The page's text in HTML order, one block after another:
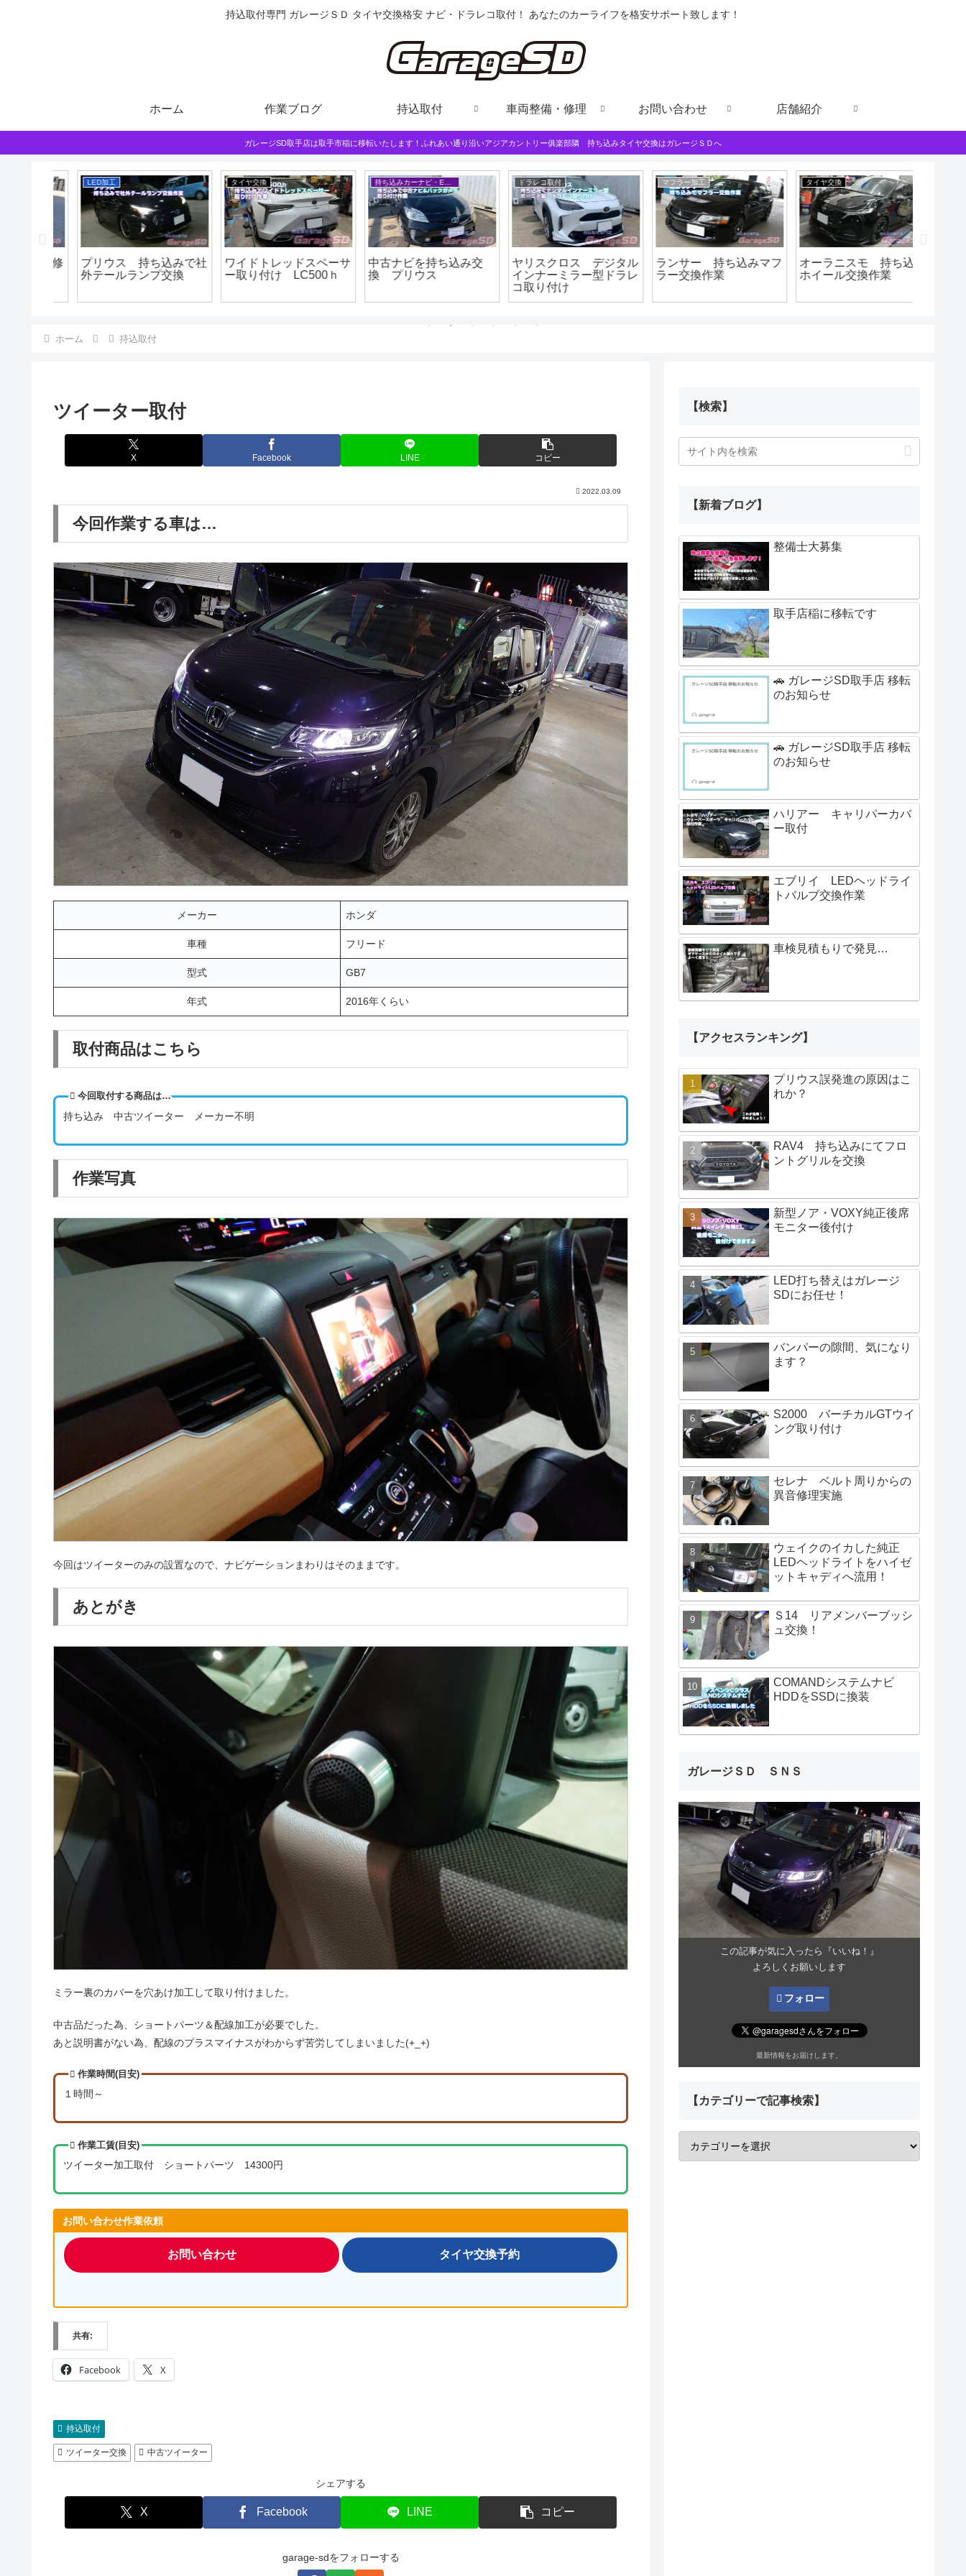
持込取付専門 ガレージＳＤ タイヤ交換格安 ナビ・ドラレコ取付！ あなたのカーライフを格安サポート致します！
ホーム 作業ブログ 持込取付 車両整備・修理 お問い合わせ 店舗紹介
ガレージSD取手店は取手市稲に移転いたします！ふれあい通り沿いアジアカントリー俱楽部隣 持ち込みタイヤ交換はガレージＳＤへ
LED加工
プリウス 持ち込みで社
外テールランプ交換
タイヤ交換
ワイドトレッドスペーサ
ー取り付け LC500ｈ
持ち込みカーナビ・ETCなど
中古ナビを持ち込み交
換 プリウス
ドラレコ取付
ヤリスクロス デジタル
インナーミラー型ドラレ
コ取り付け
マフラー加工
ランサー 持ち込みマフ
ラー交換作業
タイヤ交換
オーラニスモ 持ち込み
ホイール交換作業
ホーム 持込取付
ツイーター取付
X Facebook LINE コピー
2022.03.09
今回作業する車は…
メーカー ホンダ
車種 フリード
型式 GB7
年式 2016年くらい
取付商品はこちら
今回取付する商品は…
持ち込み 中古ツイーター メーカー不明
作業写真
今回はツイーターのみの設置なので、ナビゲーションまわりはそのままです。
あとがき
ミラー裏のカバーを穴あけ加工して取り付けました。
中古品だった為、ショートパーツ＆配線加工が必要でした。
あと説明書がない為、配線のプラスマイナスがわからず苦労してしまいました(+_+)
作業時間(目安)
１時間～
作業工賃(目安)
ツイーター加工取付 ショートパーツ 14300円
お問い合わせ作業依頼
お問い合わせ タイヤ交換予約
共有:
Facebook X
持込取付
ツイーター交換 中古ツイーター
シェアする
X Facebook LINE コピー
garage-sdをフォローする
【検索】
【新着ブログ】
整備士大募集
取手店稲に移転です
🚗 ガレージSD取手店 移転
のお知らせ
🚗 ガレージSD取手店 移転
のお知らせ
ハリアー キャリパーカバ
ー取付
エブリイ LEDヘッドライ
トバルブ交換作業
車検見積もりで発見…
【アクセスランキング】
プリウス誤発進の原因はこ
れか？
RAV4 持ち込みにてフロ
ントグリルを交換
新型ノア・VOXY純正後席
モニター後付け
LED打ち替えはガレージ
SDにお任せ！
バンパーの隙間、気になり
ます？
S2000 バーチカルGTウイ
ング取り付け
セレナ ベルト周りからの
異音修理実施
ウェイクのイカした純正
LEDヘッドライトをハイゼ
ットキャディへ流用！
Ｓ14 リアメンバーブッシ
ュ交換！
COMANDシステムナビ
HDDをSSDに換装
ガレージＳＤ ＳＮＳ
この記事が気に入ったら『いいね！』
よろしくお願いします
フォロー
最新情報をお届けします。
【カテゴリーで記事検索】